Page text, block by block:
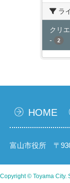
ラ
クリ
-
2
HOME
富山市役所 〒
Copyright © Toyama City.